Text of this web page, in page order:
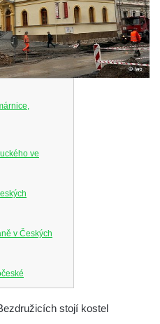
ve
v Českých
stojí kostel